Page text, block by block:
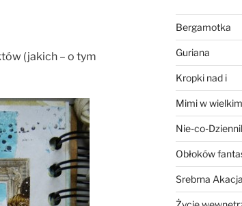
(jakich – o tym
Bergamotka
Guriana
Kropki nad i
Mimi w
Nie-co-
Obłoków
Srebrna Akacja